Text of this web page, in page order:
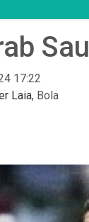
17:22
Laia, Bola